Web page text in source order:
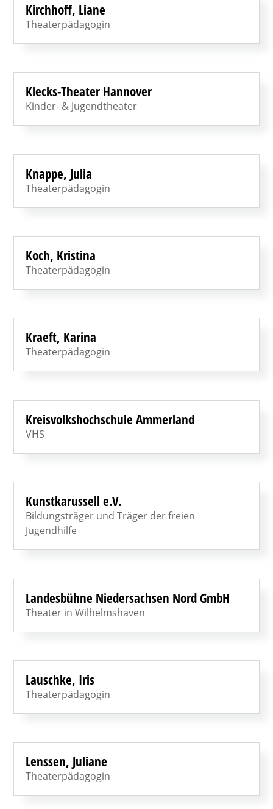
Kirchhoff, Liane
Theaterpädagogin
Klecks-Theater Hannover
Kinder- & Jugendtheater
Knappe, Julia
Theaterpädagogin
Koch, Kristina
Theaterpädagogin
Kraeft, Karina
Theaterpädagogin
Kreisvolkshochschule Ammerland
VHS
Kunstkarussell e.V.
Bildungsträger und Träger der freien
Jugendhilfe
Landesbühne Niedersachsen Nord GmbH
Theater in Wilhelmshaven
Lauschke, Iris
Theaterpädagogin
Lenssen, Juliane
Theaterpädagogin